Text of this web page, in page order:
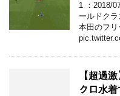
1 ：2018/
ールドク
本田のフリ
【超過
クロ水